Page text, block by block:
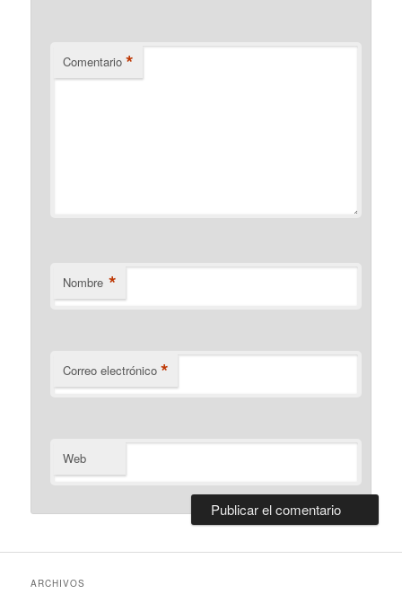
Comentario *
Nombre *
Correo electrónico *
Web
ARCHIVOS